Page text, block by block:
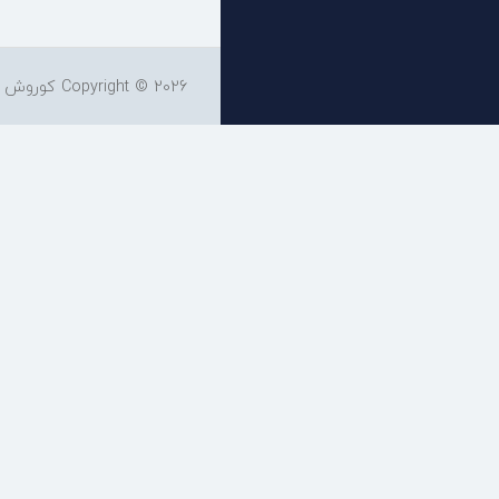
Copyright © 2026 کوروش هاست. کلیه حقوق محفوظ میباشد.